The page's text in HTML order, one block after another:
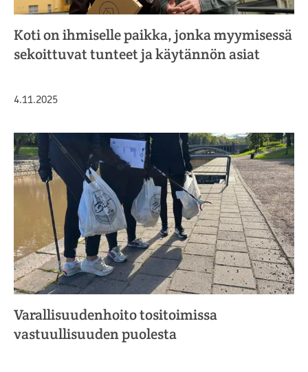
Koti on ihmiselle paikka, jonka myymisessä
sekoittuvat tunteet ja käytännön asiat
Julkaistu
4.11.2025
Varallisuudenhoito tositoimissa
vastuullisuuden puolesta